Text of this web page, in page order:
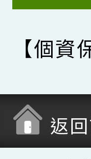
【個資
返